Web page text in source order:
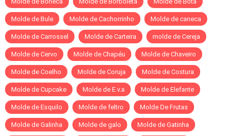
Molde de Bule Molde de Cachorrinho Molde de caneca
Molde de Carrossel Molde de Carteira molde de Cereja
Molde de Cervo Molde de Chapéu Molde de Chaveiro
Molde de Coelho Molde de Coruja Molde de Costura
Molde de Cupcake Molde de E.v.a Molde de Elefante
Molde de Esquilo Molde de feltro Molde De Frutas
Molde de Galinha Molde de galo Molde de Gatinha